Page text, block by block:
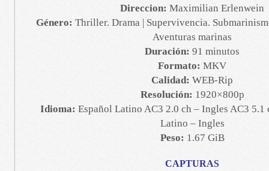
Direccion: Maximilian Erlenwein
Género: Thriller. Drama | Supervivencia.
Aventuras marinas
Duración: 91 minutos
Formato: MKV
Calidad: WEB-Rip
Resolución: 1920×800p
Idioma: Español Latino AC3 2.0 ch – Ingles AC3 5.1
Latino – Ingles
Peso: 1.67 GiB
CAPTURAS